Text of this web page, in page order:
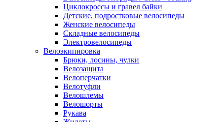
Циклокроссы и гравел байки
Детские, подростковые велосипеды
Женские велосипеды
Складные велосипеды
Электровелосипеды
Велоэкипировка
Брюки, лосины, чулки
Велозащита
Велоперчатки
Велотуфли
Велошлемы
Велошорты
Рукава